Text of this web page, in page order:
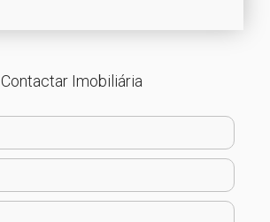
Contactar Imobiliária